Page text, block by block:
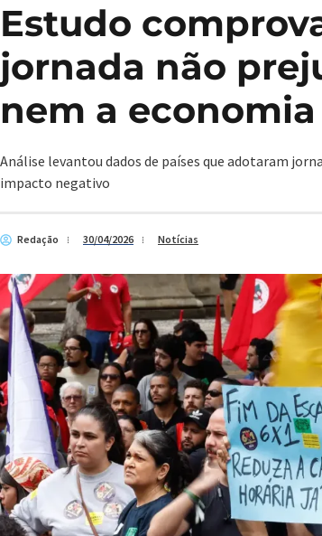
Estudo
jornada não
nem a economia
Análise levantou dados de países que adotaram
impacto negativo
Redação 30/04/2026 Notícias